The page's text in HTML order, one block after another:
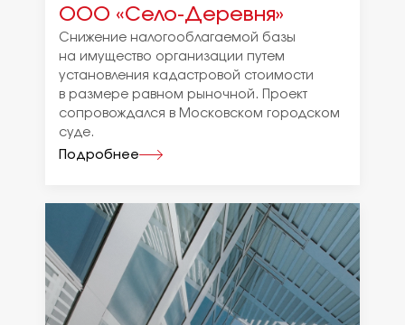
ООО «Село-Деревня»
Снижение налогооблагаемой базы
на имущество организации путем
установления кадастровой стоимости
в размере равном рыночной. Проект
сопровождался в Московском городском
суде.
Подробнее